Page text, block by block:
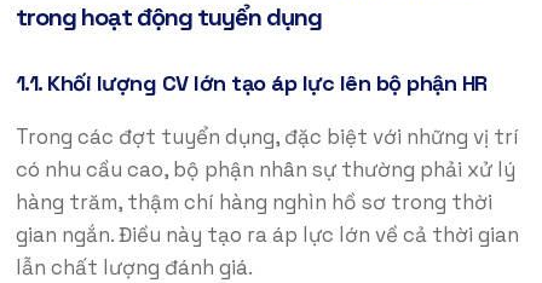
trong hoạt động tuyển dụng
1.1. Khối lượng CV lớn tạo áp lực lên bộ phận HR
Trong các đợt tuyển dụng, đặc biệt với những vị trí
có nhu cầu cao, bộ phận nhân sự thường phải xử lý
hàng trăm, thậm chí hàng nghìn hồ sơ trong thời
gian ngắn. Điều này tạo ra áp lực lớn về cả thời gian
lẫn chất lượng đánh giá.